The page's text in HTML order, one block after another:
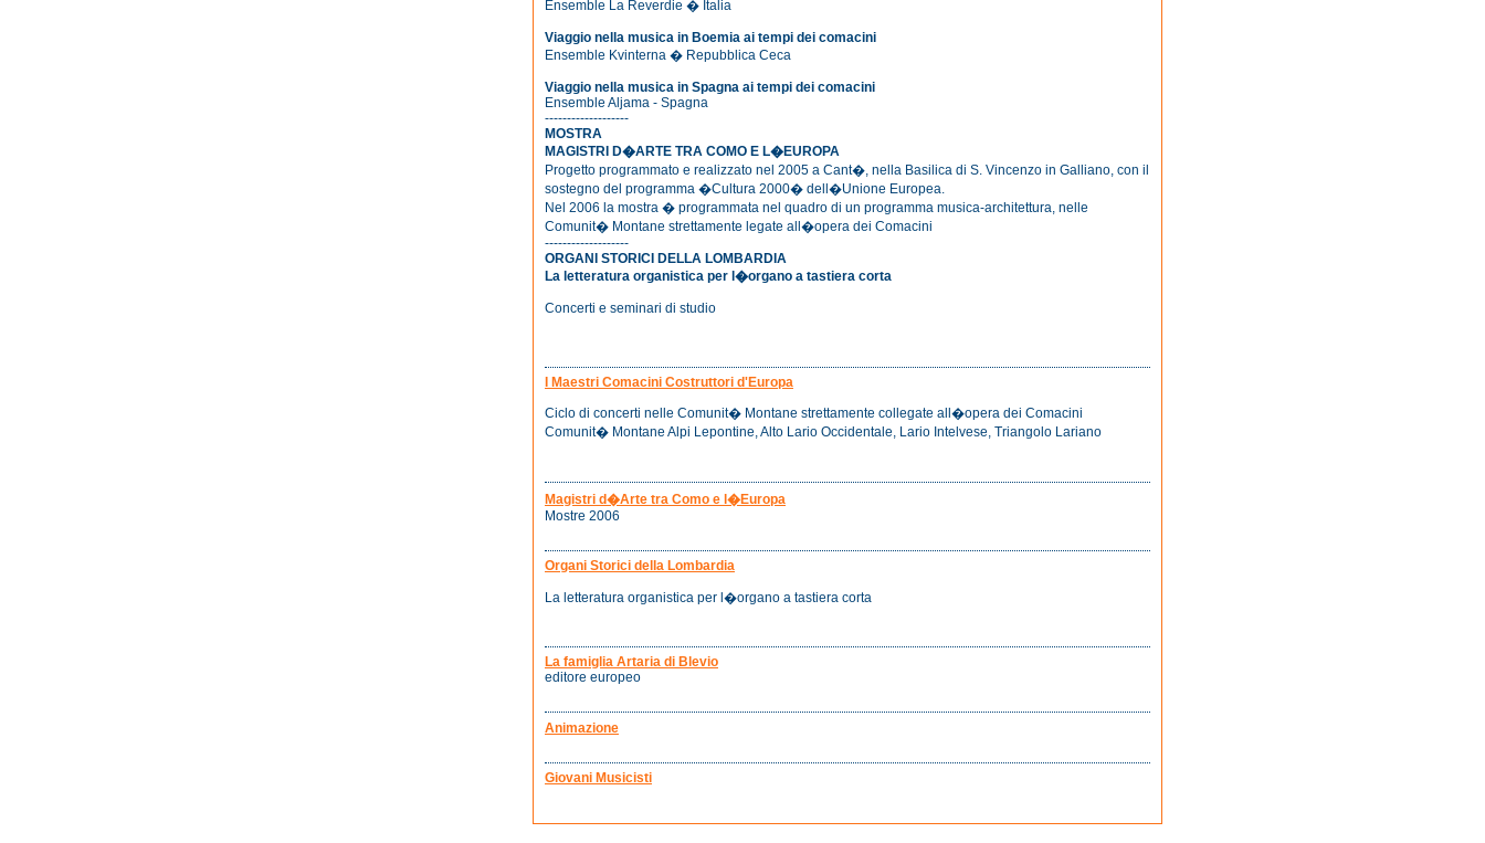
Ensemble La Reverdie � Italia
Viaggio nella musica in Boemia ai tempi dei comacini
Ensemble Kvinterna � Repubblica Ceca
Viaggio nella musica in Spagna ai tempi dei comacini
Ensemble Aljama - Spagna
-------------------
MOSTRA
MAGISTRI D�ARTE TRA COMO E L�EUROPA
Progetto programmato e realizzato nel 2005 a Cant�, nella Basilica di S. Vincenzo in Galliano, con il
sostegno del programma �Cultura 2000� dell�Unione Europea.
Nel 2006 la mostra � programmata nel quadro di un programma musica-architettura, nelle
Comunit� Montane strettamente legate all�opera dei Comacini
-------------------
ORGANI STORICI DELLA LOMBARDIA
La letteratura organistica per l�organo a tastiera corta
Concerti e seminari di studio
I Maestri Comacini Costruttori d'Europa
Ciclo di concerti nelle Comunit� Montane strettamente collegate all�opera dei Comacini
Comunit� Montane Alpi Lepontine, Alto Lario Occidentale, Lario Intelvese, Triangolo Lariano
Magistri d�Arte tra Como e l�Europa
Mostre 2006
Organi Storici della Lombardia
La letteratura organistica per l�organo a tastiera corta
La famiglia Artaria di Blevio
editore europeo
Animazione
Giovani Musicisti